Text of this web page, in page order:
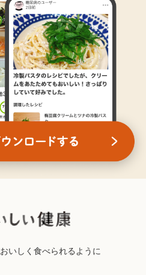
おいしく食べられるように